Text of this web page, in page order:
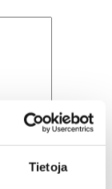
Tietoja